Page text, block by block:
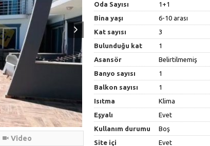
Video
Oda Sayısı
1+1
Bina yaşı
6-10 arası
Kat sayısı
3
Bulunduğu kat
1
Asansör
Belirtilmemiş
Banyo sayısı
1
Balkon sayısı
1
Isıtma
Klima
Eşyalı
Evet
Kullanım durumu
Boş
Site içi
Evet